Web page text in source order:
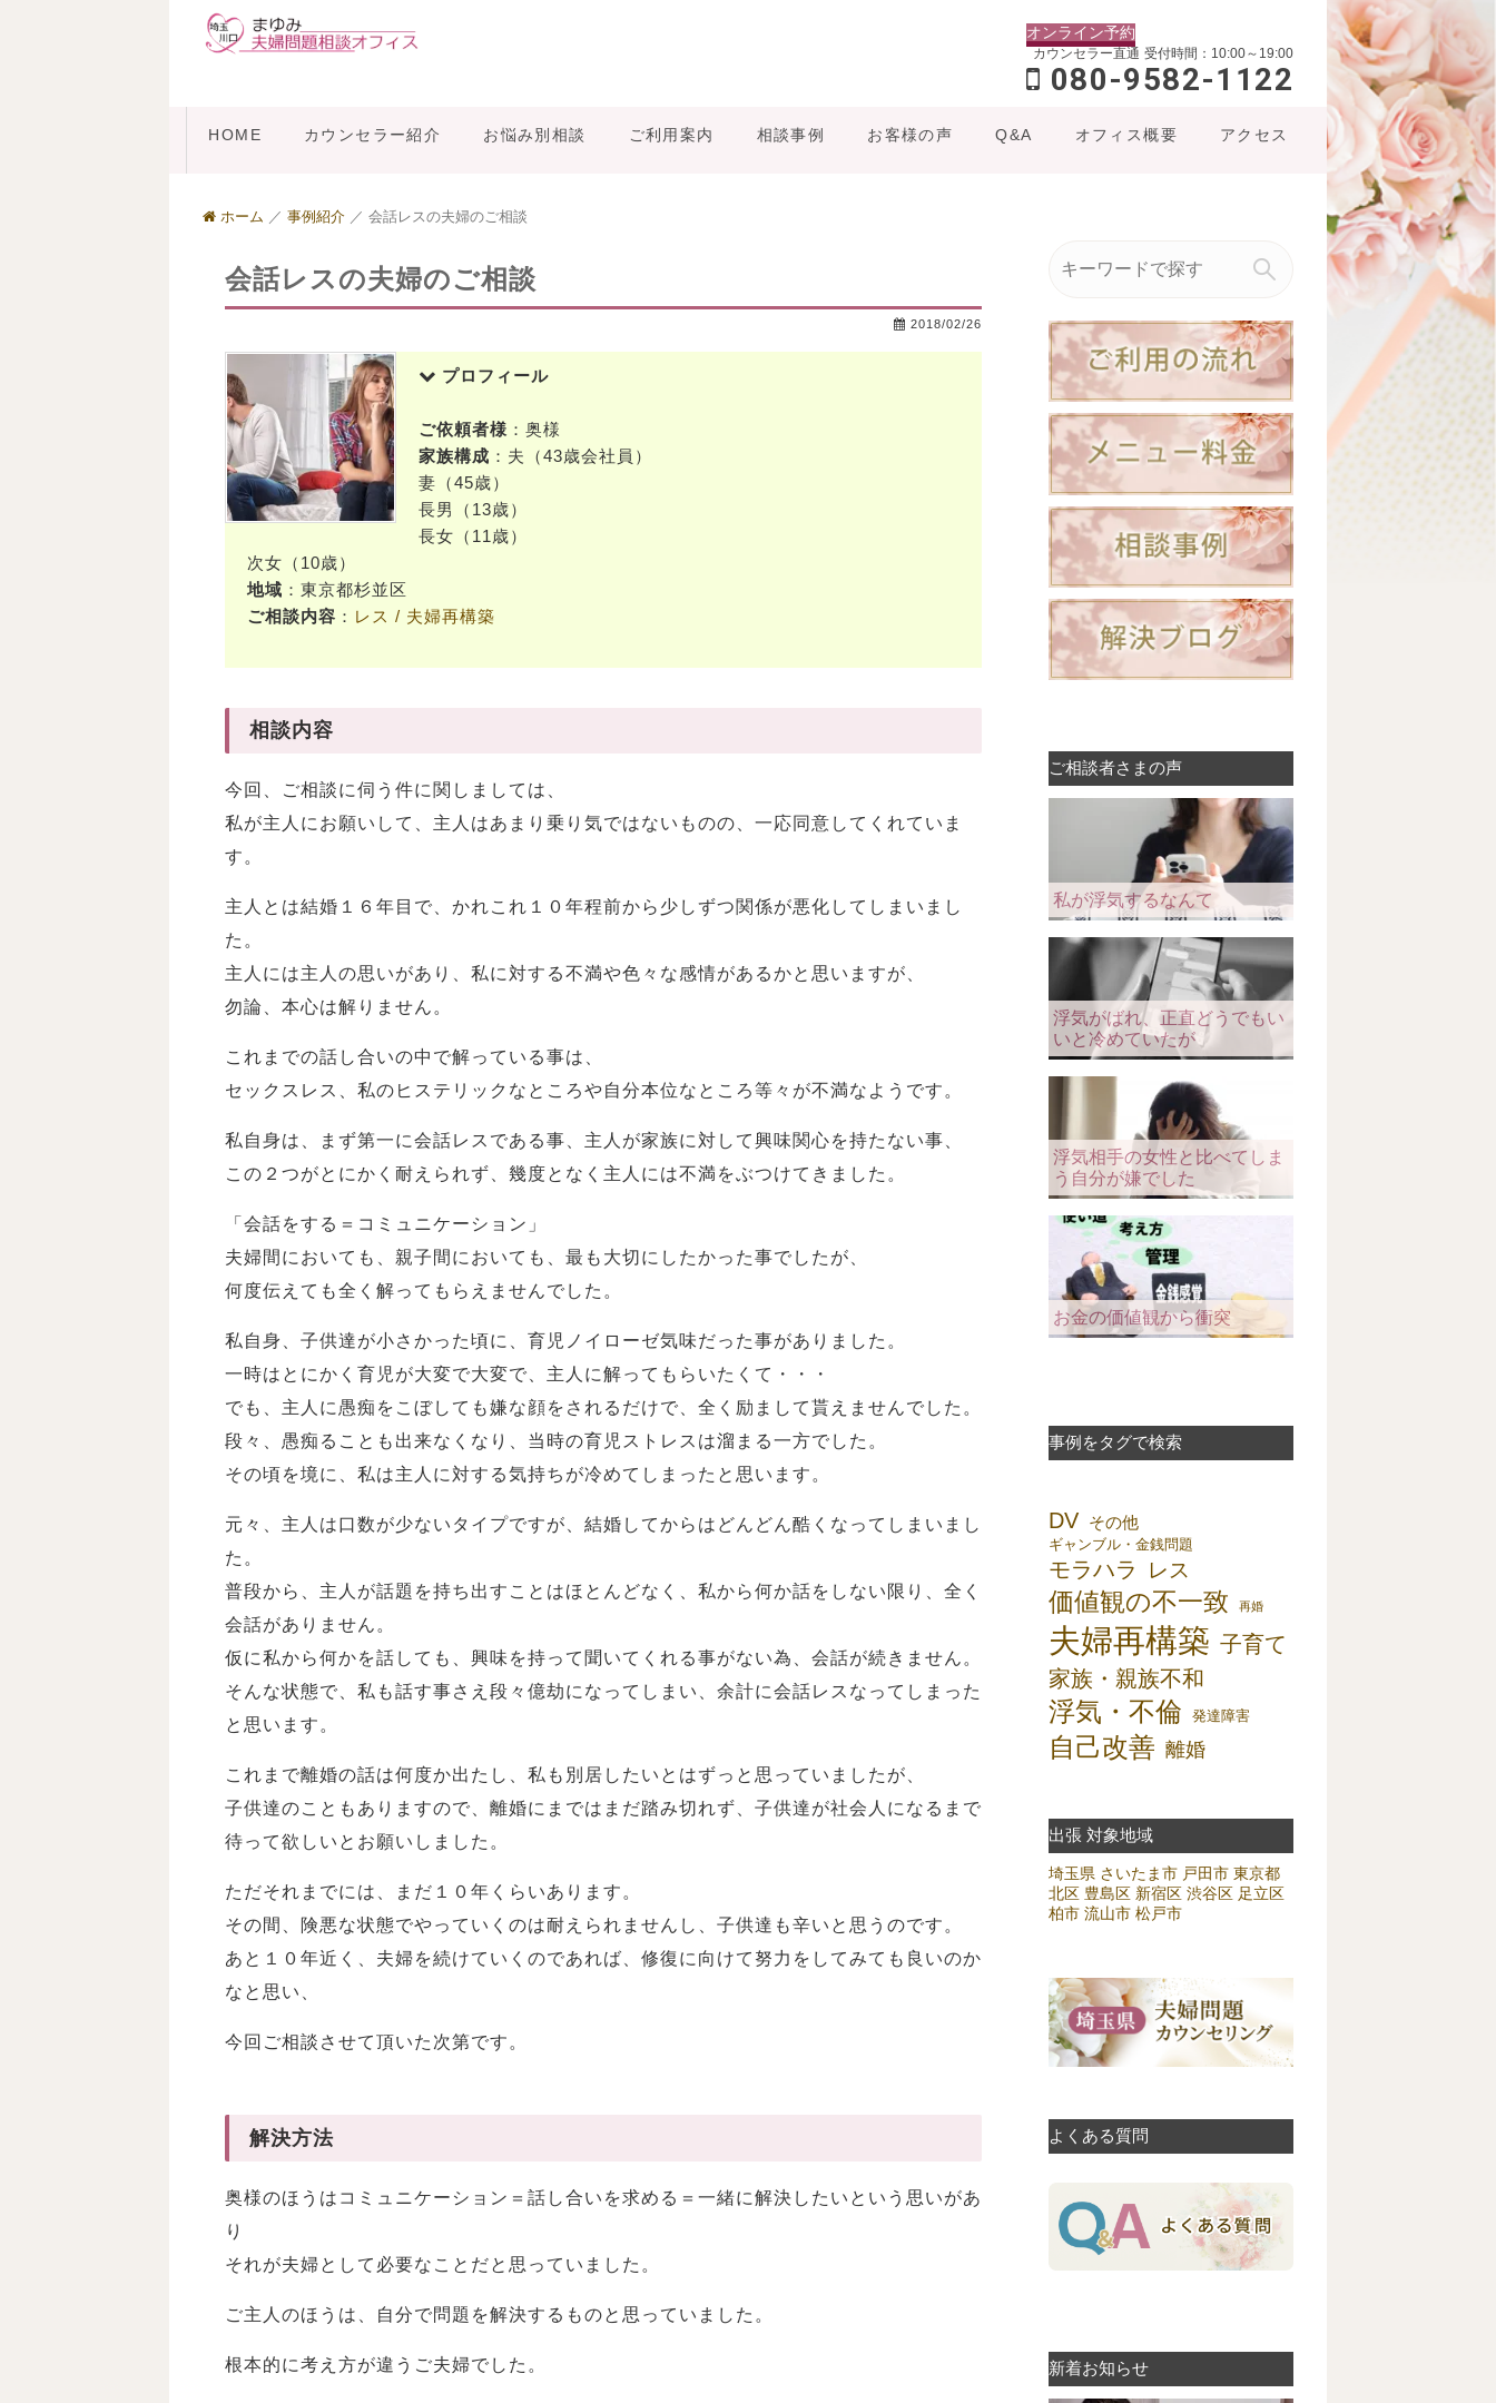
オンライン予約
カウンセラー直通 受付時間：10:00～19:00
080-9582-1122
HOME カウンセラー紹介 お悩み別相談 ご利用案内 相談事例 お客様の声 Q&A オフィス概要 アクセス
ホーム ／ 事例紹介 ／ 会話レスの夫婦のご相談
会話レスの夫婦のご相談
2018/02/26
プロフィール
ご依頼者様 ：奥様
家族構成 ：夫（43歳会社員）
妻（45歳）
長男（13歳）
長女（11歳）
次女（10歳）
地域 ：東京都杉並区
ご相談内容 ： レス / 夫婦再構築
相談内容
今回、ご相談に伺う件に関しましては、
私が主人にお願いして、主人はあまり乗り気ではないものの、一応同意してくれていま
す。
主人とは結婚１６年目で、かれこれ１０年程前から少しずつ関係が悪化してしまいまし
た。
主人には主人の思いがあり、私に対する不満や色々な感情があるかと思いますが、
勿論、本心は解りません。
これまでの話し合いの中で解っている事は、
セックスレス、私のヒステリックなところや自分本位なところ等々が不満なようです。
私自身は、まず第一に会話レスである事、主人が家族に対して興味関心を持たない事、
この２つがとにかく耐えられず、幾度となく主人には不満をぶつけてきました。
「会話をする＝コミュニケーション」
夫婦間においても、親子間においても、最も大切にしたかった事でしたが、
何度伝えても全く解ってもらえませんでした。
私自身、子供達が小さかった頃に、育児ノイローゼ気味だった事がありました。
一時はとにかく育児が大変で大変で、主人に解ってもらいたくて・・・
でも、主人に愚痴をこぼしても嫌な顔をされるだけで、全く励まして貰えませんでした。
段々、愚痴ることも出来なくなり、当時の育児ストレスは溜まる一方でした。
その頃を境に、私は主人に対する気持ちが冷めてしまったと思います。
元々、主人は口数が少ないタイプですが、結婚してからはどんどん酷くなってしまいまし
た。
普段から、主人が話題を持ち出すことはほとんどなく、私から何か話をしない限り、全く
会話がありません。
仮に私から何かを話しても、興味を持って聞いてくれる事がない為、会話が続きません。
そんな状態で、私も話す事さえ段々億劫になってしまい、余計に会話レスなってしまった
と思います。
これまで離婚の話は何度か出たし、私も別居したいとはずっと思っていましたが、
子供達のこともありますので、離婚にまではまだ踏み切れず、子供達が社会人になるまで
待って欲しいとお願いしました。
ただそれまでには、まだ１０年くらいあります。
その間、険悪な状態でやっていくのは耐えられませんし、子供達も辛いと思うのです。
あと１０年近く、夫婦を続けていくのであれば、修復に向けて努力をしてみても良いのか
なと思い、
今回ご相談させて頂いた次第です。
解決方法
奥様のほうはコミュニケーション＝話し合いを求める＝一緒に解決したいという思いがあ
り
それが夫婦として必要なことだと思っていました。
ご主人のほうは、自分で問題を解決するものと思っていました。
根本的に考え方が違うご夫婦でした。
ご相談者さまの声
私が浮気するなんて
浮気がばれ、正直どうでもい
いと冷めていたが
浮気相手の女性と比べてしま
う自分が嫌でした
お金の価値観から衝突
事例をタグで検索
DV その他
ギャンブル・金銭問題
モラハラ レス
価値観の不一致 再婚
夫婦再構築 子育て
家族・親族不和
浮気・不倫 発達障害
自己改善 離婚
出張 対象地域
埼玉県 さいたま市 戸田市 東京都
北区 豊島区 新宿区 渋谷区 足立区
柏市 流山市 松戸市
よくある質問
新着お知らせ